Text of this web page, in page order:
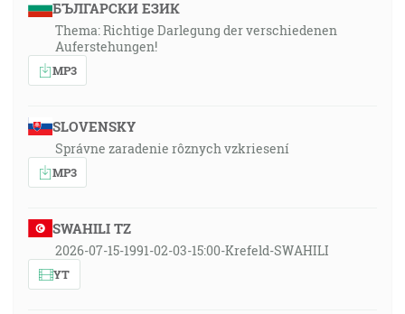
БЪЛГАРСКИ ЕЗИК
Thema: Richtige Darlegung der verschiedenen
Auferstehungen!
MP3
SLOVENSKY
Správne zaradenie rôznych vzkriesení
MP3
SWAHILI TZ
2026-07-15-1991-02-03-15:00-Krefeld-SWAHILI
YT